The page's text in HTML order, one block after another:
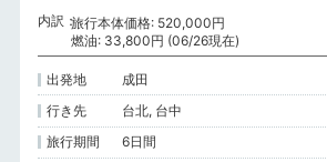
内訳 旅行本体価格: 520,000円
燃油: 33,800円 (06/26現在)
出発地
成田
行き先
台北, 台中
旅行期間
6日間